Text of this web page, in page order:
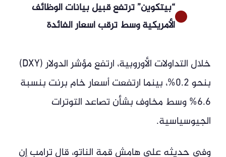
“بيتكوين” ترتفع قبيل بيانات الوظائف
الأمريكية وسط ترقب أسعار الفائدة
خلال التداولات الأوروبية، ارتفع مؤشر الدولار (DXY)
بنحو 0.2%، بينما ارتفعت أسعار خام برنت بنسبة
6.6% وسط مخاوف بشأن تصاعد التوترات
الجيوسياسية.
وفي حديثه على هامش قمة الناتو، قال ترامب إن